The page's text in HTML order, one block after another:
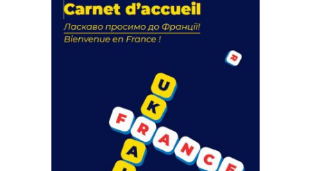
actions
18 septembre 2023
FEUILLETER